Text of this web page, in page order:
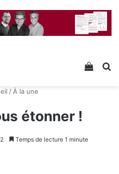
Voir
/ À la une
étonner !
2 Temps de lecture 1 minute